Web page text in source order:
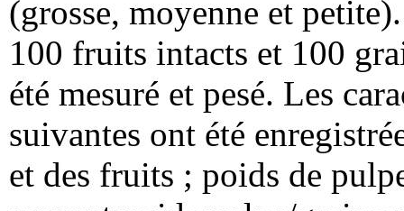
(grosse, moyenne et
100 fruits intacts et 100
été mesuré et pesé. Les
suivantes ont été
et des fruits ; poids de